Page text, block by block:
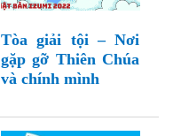
Tòa giải tội – Nơi
gặp gỡ Thiên Chúa
và chính mình